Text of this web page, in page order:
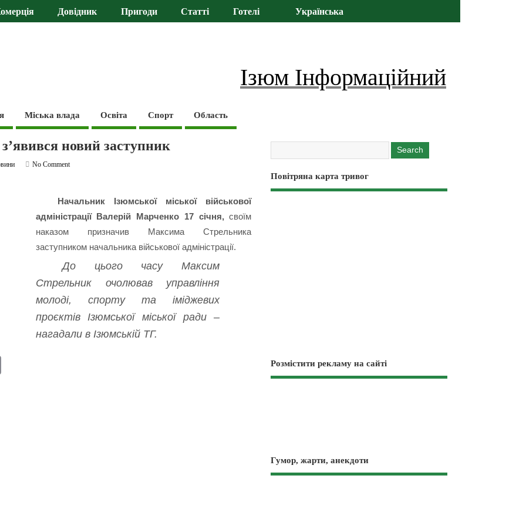
Довідник Пригоди Статті Готелі Українська
Ізюм Інформаційний
Міська влада Освіта Спорт Область
новий заступник
No Comment
Начальник Ізюмської міської військової
адміністрації Валерій Марченко 17 січня,своїм
наказом призначив Максима Стрельника
заступником начальника військової адміністрації.
До цього часу Максим
Стрельник очолював управління
молоді, спорту та іміджевих
проєктів Ізюмської міської ради –
нагадали в Ізюмській ТГ.
Повітряна карта тривог
Розмістити рекламу на сайті
Гумор, жарти, анекдоти